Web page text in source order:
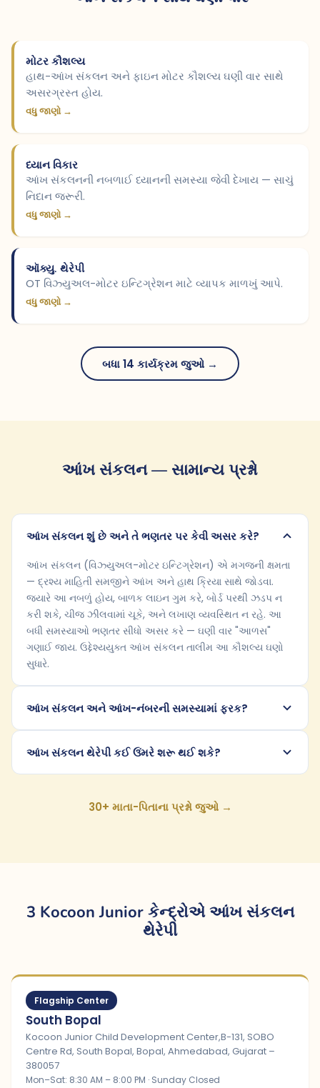
મોટર કૌશલ્ય
હાથ-આંખ સંકલન અને ફાઇન મોટર કૌશલ્ય ઘણી વાર સાથે
અસરગ્રસ્ત હોય.
વધુ જાણો →
ધ્યાન વિકાર
આંખ સંકલનની નબળાઈ ધ્યાનની સમસ્યા જેવી દેખાય — સાચું
નિદાન જરૂરી.
વધુ જાણો →
ઑક્યુ. થેરેપી
OT વિઝ્યુઅલ-મોટર ઇન્ટિગ્રેશન માટે વ્યાપક માળખું આપે.
વધુ જાણો →
બધા 14 કાર્યક્રમ જુઓ →
આંખ સંકલન — સામાન્ય પ્રશ્નો
આંખ સંકલન શું છે અને તે ભણતર પર કેવી અસર કરે?
આંખ સંકલન (વિઝ્યુઅલ-મોટર ઇન્ટિગ્રેશન) એ મગજની ક્ષમતા
— દ્રશ્ય માહિતી સમજીને આંખ અને હાથ ક્રિયા સાથે જોડવા.
જ્યારે આ નબળું હોય, બાળક લાઇન ગુમ કરે, બોર્ડ પરથી ઝડપ ન
કરી શકે, ચીજ ઝીલવામાં ચૂકે, અને લખાણ વ્યવસ્થિત ન રહે. આ
બધી સમસ્યાઓ ભણતર સીધો અસર કરે — ઘણી વાર "આળસ"
ગણાઈ જાય. ઉદ્દેશ્યયુક્ત આંખ સંકલન તાલીમ આ કૌશલ્ય ઘણો
સુધારે.
આંખ સંકલન અને આંખ-નંબરની સમસ્યામાં ફરક?
આંખ સંકલન થેરેપી કઈ ઉંમરે શરૂ થઈ શકે?
30+ માતા-પિતાના પ્રશ્નો જુઓ →
3 Kocoon Junior કેન્દ્રોએ આંખ સંકલન
થેરેપી
Flagship Center
South Bopal
Kocoon Junior Child Development Center,B-131, SOBO
Centre Rd, South Bopal, Bopal, Ahmedabad, Gujarat –
380057
Mon–Sat: 8:30 AM – 8:00 PM · Sunday Closed